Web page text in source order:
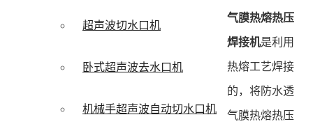
超声波切水口机
卧式超声波去水口机
机械手超声波自动切水口机
气膜热熔热压
焊接机是利用
热熔工艺焊接
的，将防水透
气膜热熔热压